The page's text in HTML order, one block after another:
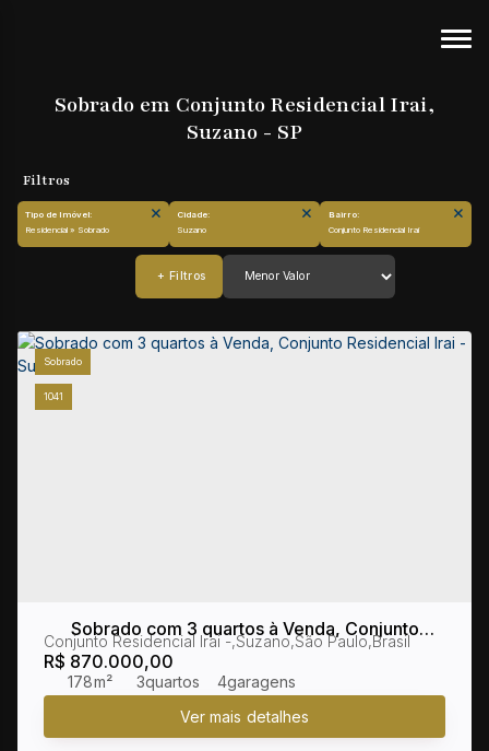
Sobrado em Conjunto Residencial Irai,
Suzano - SP
Suzano
Conjunto Residencial Irai
1041
Sobrado
Sobrado com 3 quartos à Venda, Conjunto
Residencial Irai - Suzano
R$ 870.000,00
Conjunto Residencial Irai ,Suzano,São Paulo,Brasil
3
178m² 4